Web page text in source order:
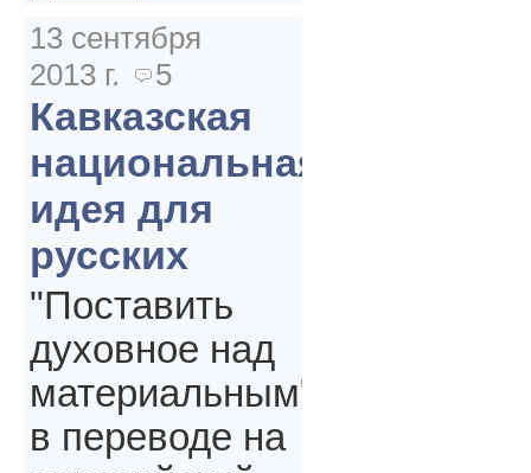
13 сентября
2013 г.
5
Кавказская
национальная
идея для
русских
"Поставить
духовное над
материальным"
в переводе на